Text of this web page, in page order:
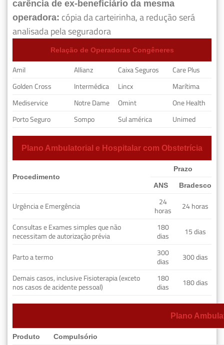
carência de ex-beneficiário da mesma
operadora: cópia da carteirinha, a redução será
analisada pela seguradora
Relação de Operadoras Congêneres
Amil Allianz Caixa Seguros
Care Plus
Golden Cross
Intermédica Lincx
Marítima
Mediservice
Notre Dame Omint
One Health
Porto Seguro
Sompo Sul américa Unimed
Plano Ambulatorial e Hospitalar com Obstetrícia
Procedimento
Prazo
ANS Bradesco
Urgência e Emergência
24
horas
24 horas
Consultas e Exames simples que não
necessitam de autorização prévia
180
dias
15 dias
Parto a termo
300
dias
300 dias
Demais casos, inclusive Fisioterapia (exceto
nos casos de acidente pessoal)
180
dias
180 dias
Plano
Produto Compulsório